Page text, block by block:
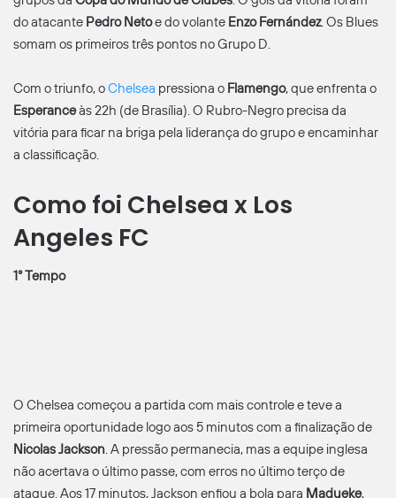
do atacante Pedro Netoe do volante Enzo Fernández. Os Blues
somam os primeiros três pontos no Grupo D.
Com o triunfo, oChelsea pressiona o Flamengo, que enfrenta o
Esperanceàs 22h (de Brasília). O Rubro-Negro precisa da
vitória para ficar na briga pela liderança do grupo e encaminhar
a classificação.
Como foi Chelsea x Los
Angeles FC
1° Tempo
O Chelsea começou a partida com mais controle e teve a
primeira oportunidade logo aos 5 minutos com a finalização de
Nicolas Jackson. A pressão permanecia, mas a equipe inglesa
não acertava o último passe, com erros no último terço de
ataque. Aos 17 minutos, Jackson enfiou a bola para Madueke,